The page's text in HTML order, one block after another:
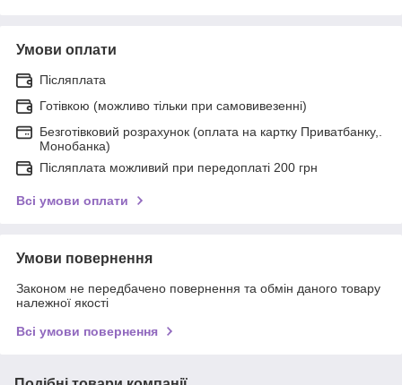
Умови оплати
Післяплата
Готівкою (можливо тільки при самовивезенні)
Безготівковий розрахунок (оплата на картку Приватбанку,.
Монобанка)
Післяплата можливий при передоплаті 200 грн
Всі умови оплати
Умови повернення
Законом не передбачено повернення та обмін даного товару
належної якості
Всі умови повернення